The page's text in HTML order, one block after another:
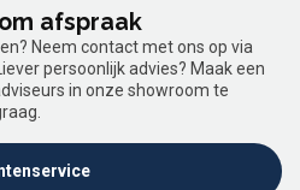
afspraak
Neem contact met ons op via
persoonlijk advies? Maak een
in onze showroom te